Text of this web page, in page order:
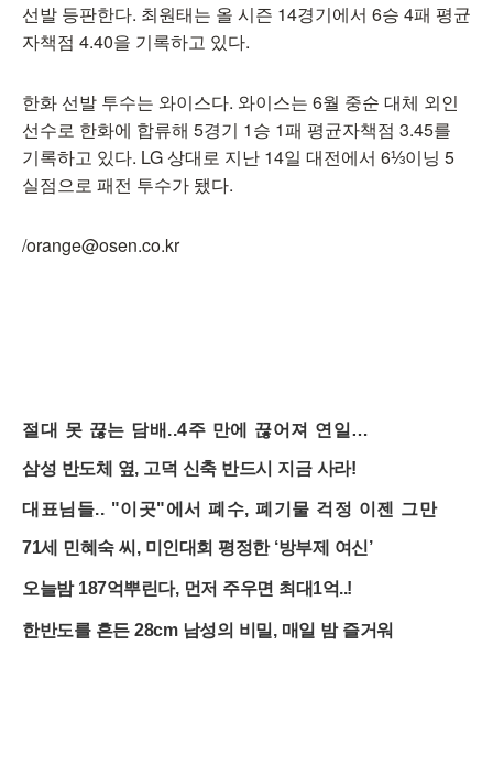
선발 등판한다. 최원태는 올 시즌 14경기에서 6승 4패 평균
자책점 4.40을 기록하고 있다.
한화 선발 투수는 와이스다. 와이스는 6월 중순 대체 외인
선수로 한화에 합류해 5경기 1승 1패 평균자책점 3.45를
기록하고 있다. LG 상대로 지난 14일 대전에서 6⅓이닝 5
실점으로 패전 투수가 됐다.
/orange@osen.co.kr